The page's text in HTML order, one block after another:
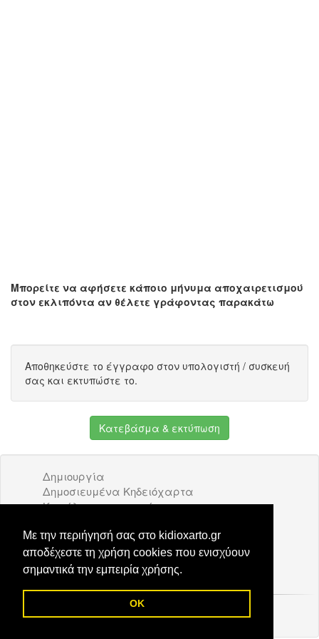
Με την περιήγησή σας στο kidioxarto.gr
αποδέχεστε τη χρήση cookies που ενισχύουν
σημαντικά την εμπειρία χρήσης.
OK
Μπορείτε να αφήσετε κάποιο μήνυμα αποχαιρετισμού
στον εκλιπόντα αν θέλετε γράφοντας παρακάτω
Αποθηκεύστε το έγγραφο στον υπολογιστή / συσκευή
σας και εκτυπώστε το.
Κατεβάσμα & εκτύπωση
Δημιουργία
Δημοσιευμένα Κηδειόχαρτα
Κατάλογος επιχειρήσεων
Διαφήμιση
Επικοινωνία
© 2026 Kidioxarto.gr /Επικοινωνία